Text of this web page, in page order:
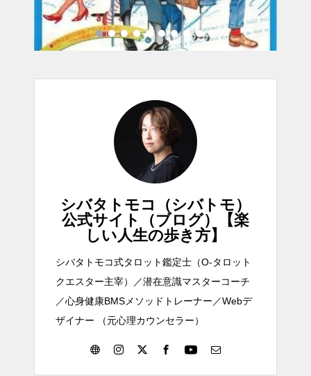
シバタトモコ（シバトモ）
公式サイト（ブログ）【楽
しい人生の歩き方】
シバタトモコ式タロット鑑定士（O-タロット
クエスター主宰）／潜在意識マスターコーチ
／心身健康BMSメソッドトレーナー／Webデ
ザイナー （元心理カウンセラー）